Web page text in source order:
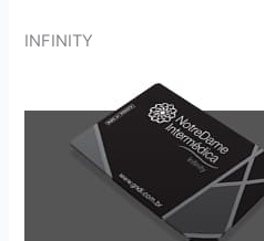
INFINITY